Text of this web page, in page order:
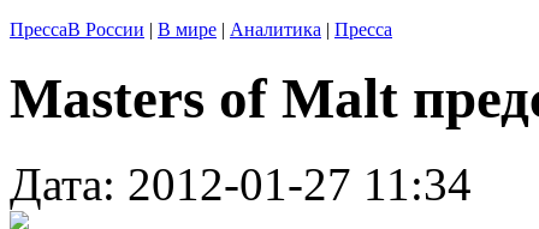
ПрессаВ России | В мире | Аналитика | Пресса
Masters of Malt
Дата: 2012-01-27 11:34